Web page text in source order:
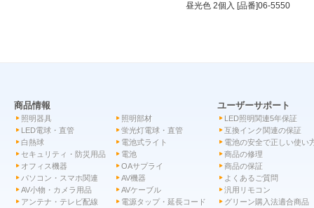
昼光色 2個入 [品番]06-5550
商品情報
照明器具
照明部材
LED電球・直管
蛍光灯電球・直管
白熱球
電池式ライト
セキュリティ・防災用品
電池
オフィス機器
OAサプライ
パソコン・スマホ関連
AV機器
AV小物・カメラ用品
AVケーブル
アンテナ・テレビ配線
電源タップ・延長コード
ユーザーサポート
LED照明関連5年保証
互換インク関連の保証
電池の安全で正しい使い
商品の修理
商品の保証
よくあるご質問
汎用リモコン
グリーン購入法適合商品